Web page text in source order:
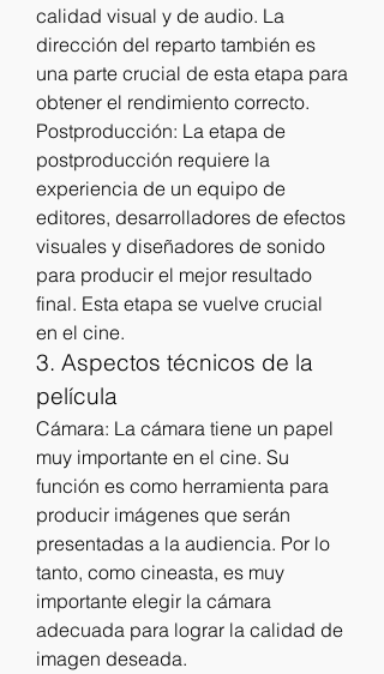
calidad visual y de audio. La
dirección del reparto también es
una parte crucial de esta etapa para
obtener el rendimiento correcto.
Postproducción: La etapa de
postproducción requiere la
experiencia de un equipo de
editores, desarrolladores de efectos
visuales y diseñadores de sonido
para producir el mejor resultado
final. Esta etapa se vuelve crucial
en el cine.
3. Aspectos técnicos de la
película
Cámara: La cámara tiene un papel
muy importante en el cine. Su
función es como herramienta para
producir imágenes que serán
presentadas a la audiencia. Por lo
tanto, como cineasta, es muy
importante elegir la cámara
adecuada para lograr la calidad de
imagen deseada.